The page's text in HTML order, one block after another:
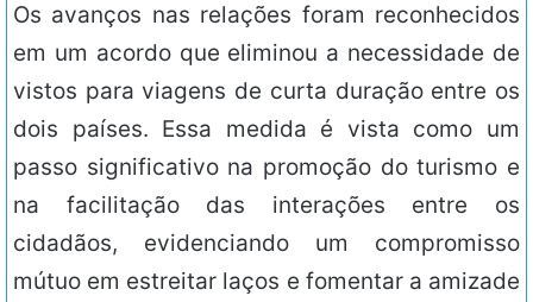
Os avanços nas relações foram reconhecidos
em um acordo que eliminou a necessidade de
vistos para viagens de curta duração entre os
dois países. Essa medida é vista como um
passo significativo na promoção do turismo e
na facilitação das interações entre os
cidadãos, evidenciando um compromisso
mútuo em estreitar laços e fomentar a amizade